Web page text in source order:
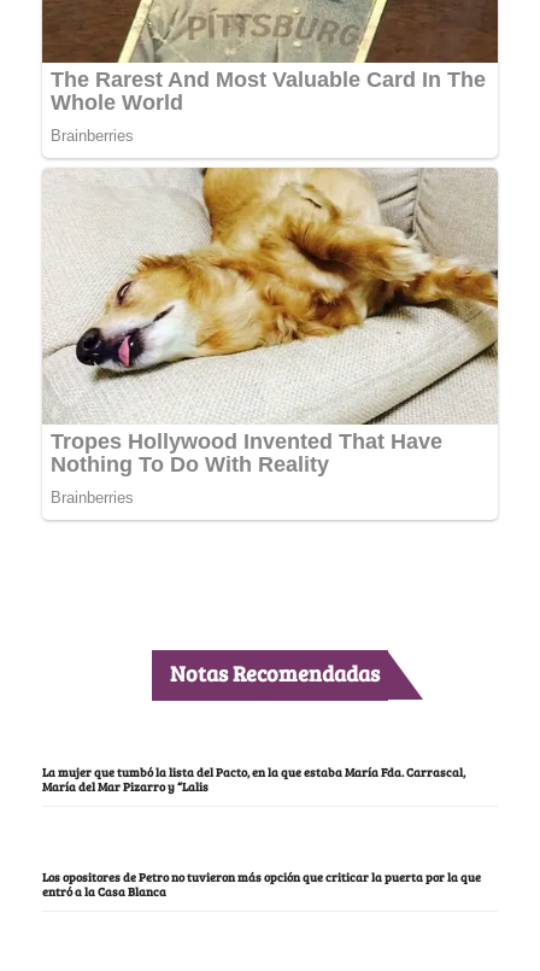
Notas Recomendadas
La mujer que tumbó la lista del Pacto, en la que estaba María Fda. Carrascal,
María del Mar Pizarro y “Lalis
Los opositores de Petro no tuvieron más opción que criticar la puerta por la que
entró a la Casa Blanca